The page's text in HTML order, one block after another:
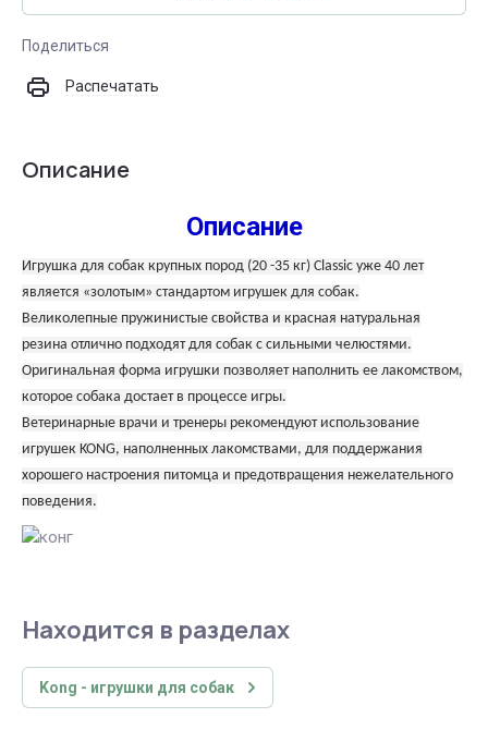
Поделиться
Распечатать
Описание
Описание
Игрушка для собак крупных пород (20 -35 кг) Classic уже 40 лет
является «золотым» стандартом игрушек для собак.
Великолепные пружинистые свойства и красная натуральная
резина отлично подходят для собак с сильными челюстями.
Оригинальная форма игрушки позволяет наполнить ее лакомством,
которое собака достает в процессе игры.
Ветеринарные врачи и тренеры рекомендуют использование
игрушек KONG, наполненных лакомствами, для поддержания
хорошего настроения питомца и предотвращения нежелательного
поведения.
Находится в разделах
Kong - игрушки для собак